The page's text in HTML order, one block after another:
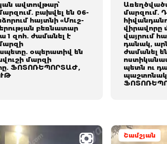
ավտովթար՝
բախվել են 06-
հայտնի «Մուշ-
բեռնատար
1 զոհ. ժամանել է
օպերատիվ են
մարզի
ՖՈՏՈՌԵՊՈՐՏԱԺ,
մարզում.
վիրավորը
վայրում
դանակ,
ժամանել
պետն ու
Շամշյան